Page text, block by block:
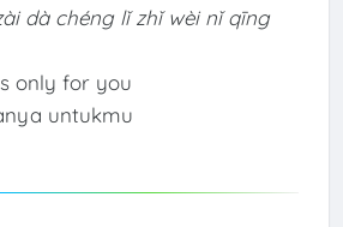
dà chéng lǐ zhǐ wèi nǐ qīng
only for you
untukmu